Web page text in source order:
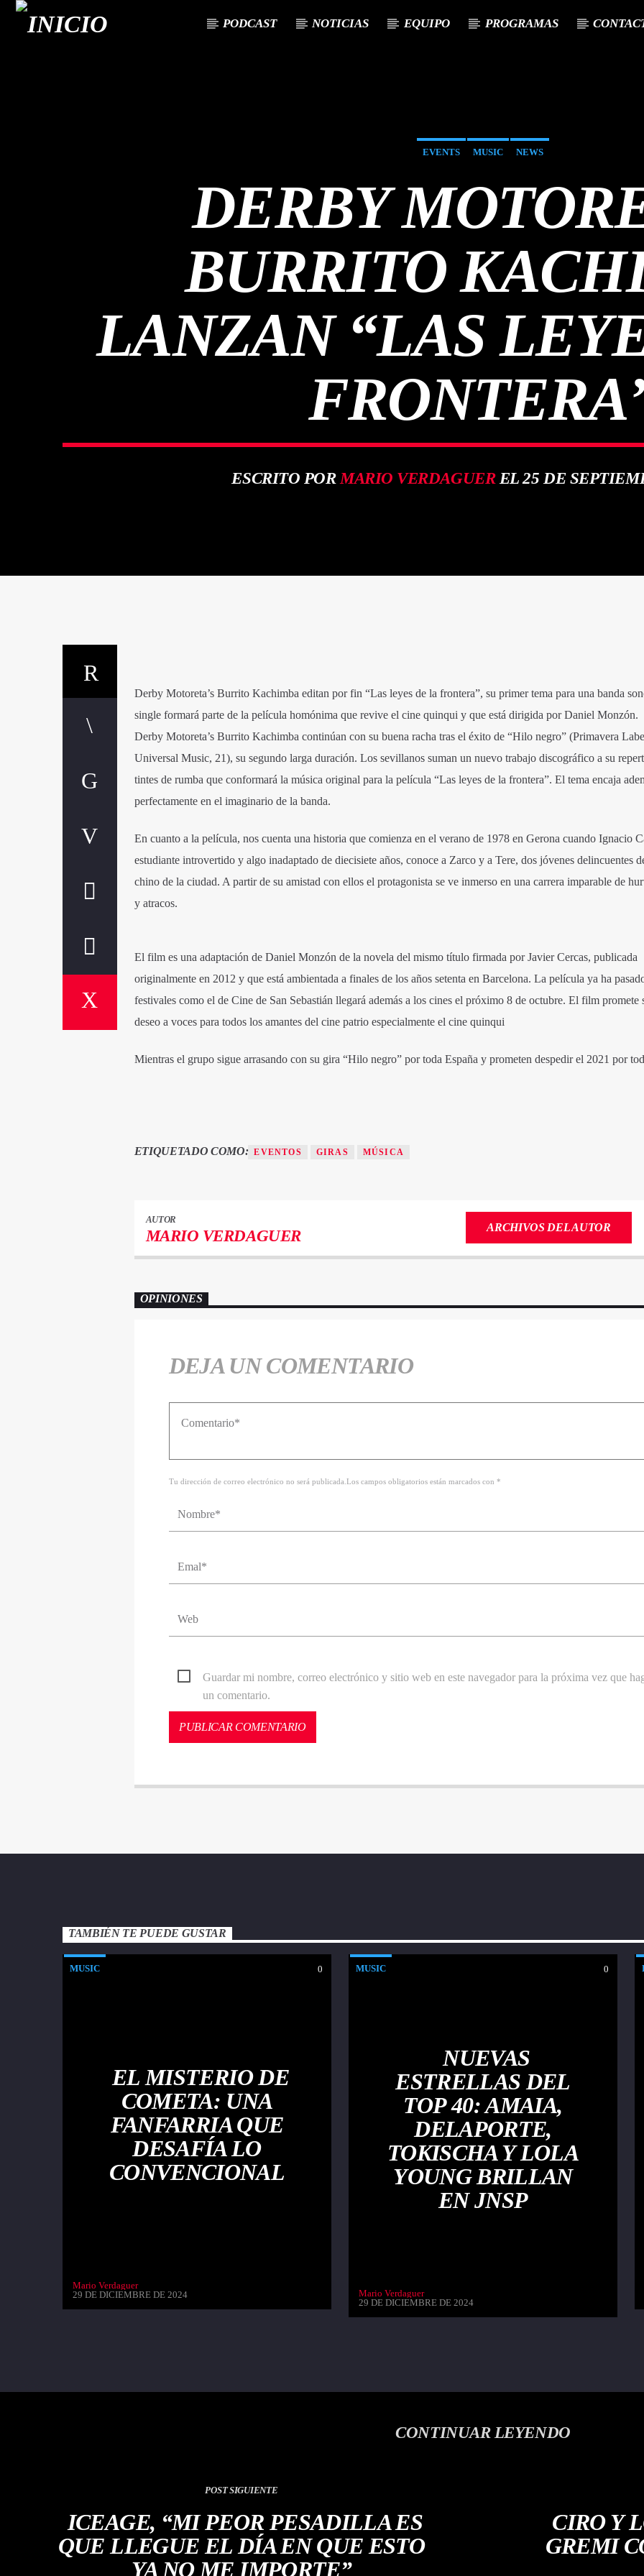
PODCAST NOTICIAS EQUIPO PROGRAMAS
EVENTS MUSIC NEWS
DERBY
BURRITO
LANZAN “LAS
ESCRITO PORMARIO VERDAGUEREL 25 DE
Derby Motoreta’s Burrito Kachimba editan por fin “Las leyes de la frontera”, su primer tema para una banda
single formará parte de la película homónima que revive el cine quinqui y que está dirigida por Daniel Monzón.
Derby Motoreta’s Burrito Kachimba continúan con su buena racha tras el éxito de “Hilo negro” (Primavera
Universal Music, 21), su segundo larga duración. Los sevillanos suman un nuevo trabajo discográfico a su
tintes de rumba que conformará la música original para la película “Las leyes de la frontera”. El tema encaja
perfectamente en el imaginario de la banda.
En cuanto a la película, nos cuenta una historia que comienza en el verano de 1978 en Gerona cuando Ignacio
estudiante introvertido y algo inadaptado de diecisiete años, conoce a Zarco y a Tere, dos jóvenes delincuentes
chino de la ciudad. A partir de su amistad con ellos el protagonista se ve inmerso en una carrera imparable de
y atracos.
El film es una adaptación de Daniel Monzón de la novela del mismo título firmada por Javier Cercas, publicada
originalmente en 2012 y que está ambientada a finales de los años setenta en Barcelona. La película ya ha
festivales como el de Cine de San Sebastián llegará además a los cines el próximo 8 de octubre. El film promete
deseo a voces para todos los amantes del cine patrio especialmente el cine quinqui
Mientras el grupo sigue arrasando con su gira “Hilo negro” por toda España y prometen despedir el 2021 por
ETIQUETADO COMO: EVENTOS GIRAS MÚSICA
AUTOR
MARIO VERDAGUER
ARCHIVOS DEL AUTOR
OPINIONES
DEJA UN COMENTARIO
Tu dirección de correo electrónico no será publicada.Los campos obligatorios están marcados con *
Guardar mi nombre, correo electrónico y sitio web en este navegador para la próxima vez que
un comentario.
TAMBIÉN TE PUEDE GUSTAR
MUSIC 0
EL MISTERIO DE
COMETA: UNA
FANFARRIA QUE
DESAFÍA LO
CONVENCIONAL
Mario Verdaguer
29 DE DICIEMBRE DE 2024
MUSIC 0
NUEVAS
ESTRELLAS DEL
TOP 40: AMAIA,
DELAPORTE,
TOKISCHA Y LOLA
YOUNG BRILLAN
EN JNSP
Mario Verdaguer
29 DE DICIEMBRE DE 2024
CONTINUAR LEYENDO
POST SIGUIENTE
ICEAGE, “MI PEOR PESADILLA ES
QUE LLEGUE EL DÍA EN QUE ESTO
YA NO ME IMPORTE”
CIRO Y
GREMI